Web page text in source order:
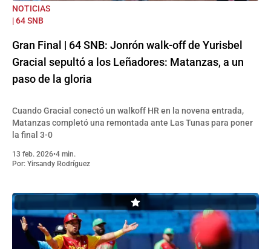
NOTICIAS
| 64 SNB
Gran Final | 64 SNB: Jonrón walk-off de Yurisbel
Gracial sepultó a los Leñadores: Matanzas, a un
paso de la gloria
Cuando Gracial conectó un walkoff HR en la novena entrada,
Matanzas completó una remontada ante Las Tunas para poner
la final 3-0
13 feb. 2026•4 min.
Por: Yirsandy Rodríguez